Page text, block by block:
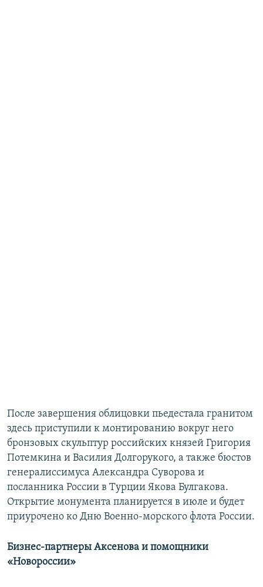
После завершения облицовки пьедестала гранитом
здесь приступили к монтированию вокруг него
бронзовых скульптур российских князей Григория
Потемкина и Василия Долгорукого, а также бюстов
генералиссимуса Александра Суворова и
посланника России в Турции Якова Булгакова.
Открытие монумента планируется в июле и будет
приурочено ко Дню Военно-морского флота России.
Бизнес-партнеры Аксенова и помощники
«Новороссии»